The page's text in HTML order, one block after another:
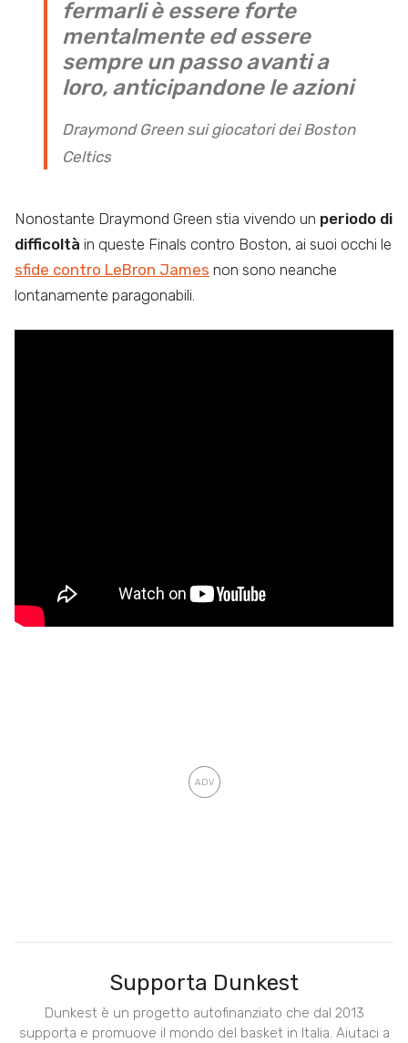
fermarli è essere forte
mentalmente ed essere
sempre un passo avanti a
loro, anticipandone le azioni
Draymond Green sui giocatori dei Boston
Celtics
Nonostante Draymond Green stia vivendo un periodo di
difficoltà in queste Finals contro Boston, ai suoi occhi le
sfide contro LeBron James non sono neanche
lontanamente paragonabili.
Supporta Dunkest
Dunkest è un progetto autofinanziato che dal 2013
supporta e promuove il mondo del basket in Italia. Aiutaci a